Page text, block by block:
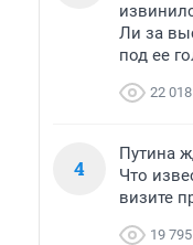
Ли за
под ее
22 018
4
Путина
Что
визите
19 795